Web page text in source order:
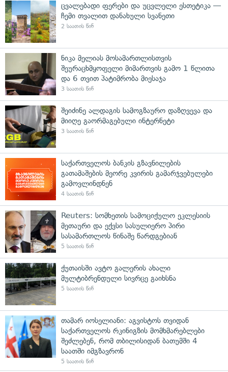
ცვალებადი ფერები და უცვლელი ესთეტიკა —
ჩემი თვალით დანახული სვანეთი
2 საათის წინ
ნიკა მელიას მოსამართლისთვის
შეურაცხმყოფელი მიმართვის გამო 1 წლითა
და 6 თვით პატიმრობა მიესაჯა
3 საათის წინ
შეიძინე ალდაგის სამოგზაურო დაზღვევა და
მიიღე გაორმაგებული ინტერნეტი
3 საათის წინ
საქართველოს ბანკის გზავნილების
გათამაშების მეორე კვირის გამარჯვებულები
გამოვლინდნენ
4 საათის წინ
Reuters: სომხეთის სამოციქულო ეკლესიის
მეთაური და ექვსი სასულიერო პირი
სასამართლოს წინაშე წარდგებიან
5 საათის წინ
ქუთაისში ავტო გალერის ახალი
მულტიბრენდული სივრცე გაიხსნა
5 საათის წინ
თამარ იოსელიანი: აგვისტოს თვიდან
საქართველოს რკინიგზის მომხმარებლები
შეძლებენ, რომ თბილისიდან ბათუმში 4
საათში იმგზავრონ
5 საათის წინ